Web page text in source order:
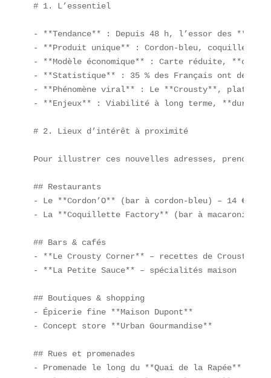
# 1. L’essentiel
- **Tendance** : Depuis 48 h, l’essor des
- **Produit unique** : Cordon-bleu,
- **Modèle économique** : Carte réduite,
- **Statistique** : 35 % des Français ont déjà
- **Phénomène viral** : Le **Crousty**, plat
- **Enjeux** : Viabilité à long terme,
# 2. Lieux d’intérêt à proximité
Pour illustrer ces nouvelles adresses, prenons
## Restaurants
- Le **Cordon’O** (bar à cordon-bleu) – 14 €
- La **Coquillette Factory** (bar à macaroni)
## Bars & cafés
- **Le Crousty Corner** – recettes de Crousty
- **La Petite Sauce** – spécialités maison
## Boutiques & shopping
- Épicerie fine **Maison Dupont**
- Concept store **Urban Gourmandise**
## Rues et promenades
- Promenade le long du **Quai de la Rapée**